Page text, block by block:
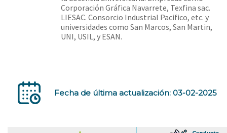
Corporación Gráfica Navarrete, Texfina sac.
LIESAC. Consorcio Industrial Pacifico, etc. y
universidades como San Marcos, San Martin,
UNI, USIL, y ESAN.
Fecha de última actualización: 03-02-2025